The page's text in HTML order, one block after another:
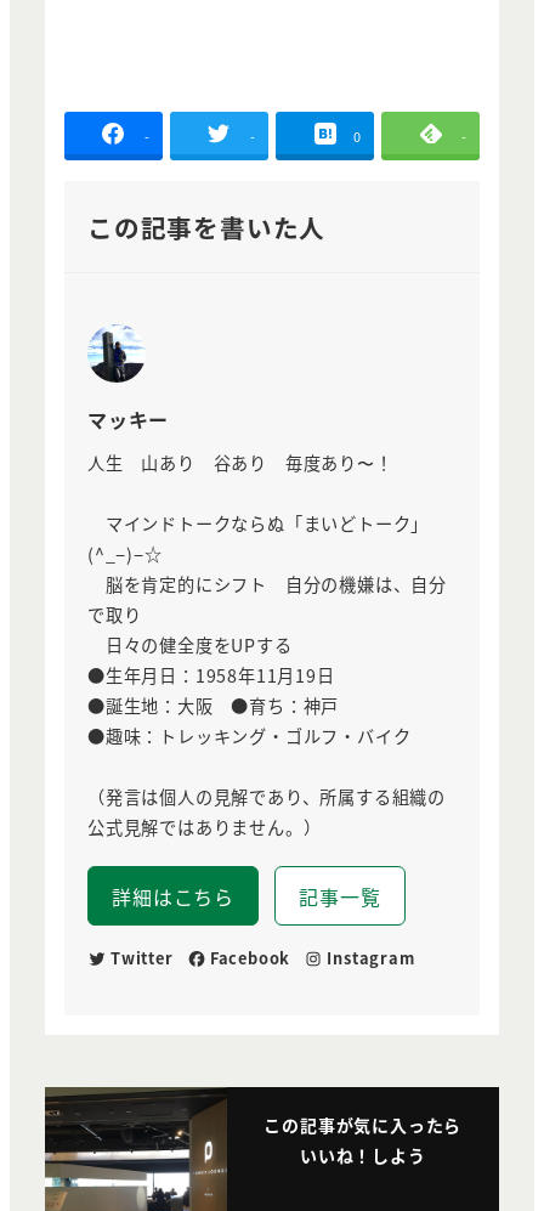
- - 0 -
この記事を書いた人
マッキー
人生 山あり 谷あり 毎度あり〜！
マインドトークならぬ「まいどトーク」
(^_−)−☆
脳を肯定的にシフト 自分の機嫌は、自分
で取り
日々の健全度をUPする
●生年月日：1958年11月19日
●誕生地：大阪 ●育ち：神戸
●趣味：トレッキング・ゴルフ・バイク
（発言は個人の見解であり、所属する組織の
公式見解ではありません。）
詳細はこちら 記事一覧
Twitter Facebook Instagram
この記事が気に入ったら
いいね！しよう